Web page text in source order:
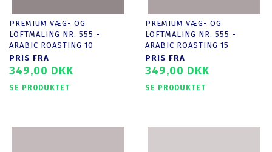
PREMIUM VÆG- OG
LOFTMALING NR. 555 -
ARABIC ROASTING 10
PRIS FRA
349,00 DKK
SE PRODUKTET
PREMIUM VÆG- OG
LOFTMALING NR. 555 -
ARABIC ROASTING 15
PRIS FRA
349,00 DKK
SE PRODUKTET